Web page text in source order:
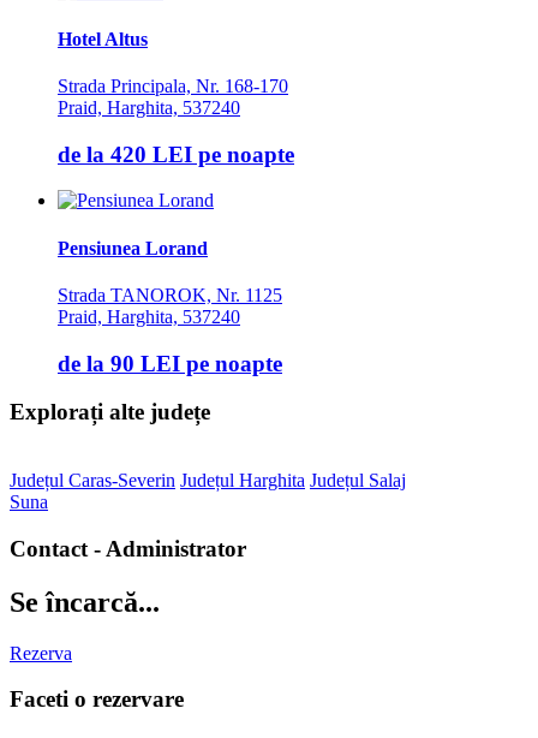
Hotel Altus
Strada Principala, Nr. 168-170
Praid, Harghita, 537240
de la 420 LEI pe noapte
Pensiunea Lorand
Strada TANOROK, Nr. 1125
Praid, Harghita, 537240
de la 90 LEI pe noapte
Explorați alte județe
Județul Caras-Severin Județul Harghita Județul Salaj
Suna
Contact - Administrator
Se încarcă...
Rezerva
Faceti o rezervare